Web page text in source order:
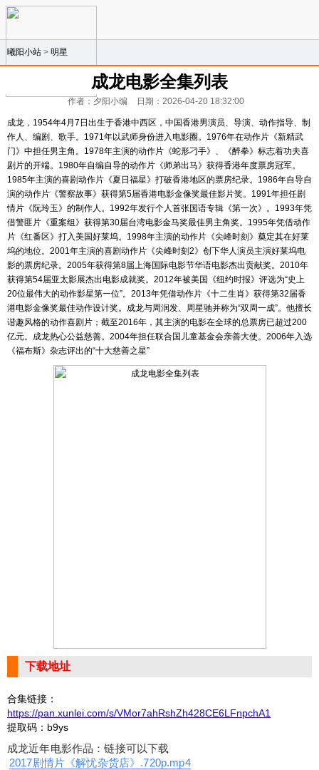
曦阳小站 > 明星
成龙电影全集列表
作者：夕阳小编 日期：2026-04-20 18:32:00
成龙，1954年4月7日出生于香港中西区，中国香港男演员、导演、动作指导、制
作人、编剧、歌手。1971年以武师身份进入电影圈。1976年在动作片《新精武
门》中担任男主角。1978年主演的动作片《蛇形刁手》、《醉拳》标志着功夫喜
剧片的开端。1980年自编自导的动作片《师弟出马》获得香港年度票房冠军。
1985年主演的喜剧动作片《夏日福星》打破香港地区的票房纪录。1986年自导自
演的动作片《警察故事》获得第5届香港电影金像奖最佳影片奖。1991年担任剧
情片《阮玲玉》的制作人。1992年发行个人首张国语专辑《第一次》。1993年凭
借警匪片《重案组》获得第30届台湾电影金马奖最佳男主角奖。1995年凭借动作
片《红番区》打入美国好莱坞。1998年主演的动作片《尖峰时刻》奠定其在好莱
坞的地位。2001年主演的喜剧动作片《尖峰时刻2》创下华人演员主演好莱坞电
影的票房纪录。2005年获得第8届上海国际电影节华语电影杰出贡献奖。2010年
获得第54届亚太影展杰出电影成就奖。2012年被美国《纽约时报》评选为“史上
20位最伟大的动作影星第一位”。2013年凭借动作片《十二生肖》获得第32届香
港电影金像奖最佳动作设计奖。成龙与周润发、周星驰并称为“双周一成”。他擅长
谐趣风格的动作喜剧片；截至2016年，其主演的电影在全球的总票房已超过200
亿元。成龙热心公益慈善。2004年担任联合国儿童基金会亲善大使。2006年入选
《福布斯》杂志评出的“十大慈善之星”
下载地址
合集链接：
https://pan.xunlei.com/s/VMor7ahRshZh428CE6LFnpchA1
提取码：b9ys
成龙近年电影作品：链接可以下载
2017剧情片《解忧杂货店》.720p.mp4